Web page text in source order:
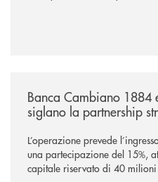
Banca Cambiano 1884
siglano la partnership
L’operazione prevede
una partecipazione del 15%,
capitale riservato di 40